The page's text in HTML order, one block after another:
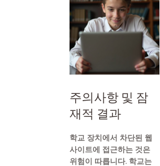
주의사항 및 잠
재적 결과
학교 장치에서 차단된 웹
사이트에 접근하는 것은
위험이 따릅니다. 학교는